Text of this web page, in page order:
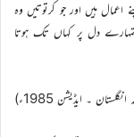
اعمال ہیں اور جو کرتوتیں وہ
دل پر کہاں تک ہوتا